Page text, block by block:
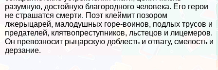
разумную, достойную благородного человека. Его герои
не страшатся cмepти. Поэт клеймит позором
лжерыцарей, малодушных горе-воинов, подлых трусов и
предателей, клятвопреступников, льстецов и лицемеров.
Он превозносит рыцарскую доблесть и отвагу, смелость и
дерзание.